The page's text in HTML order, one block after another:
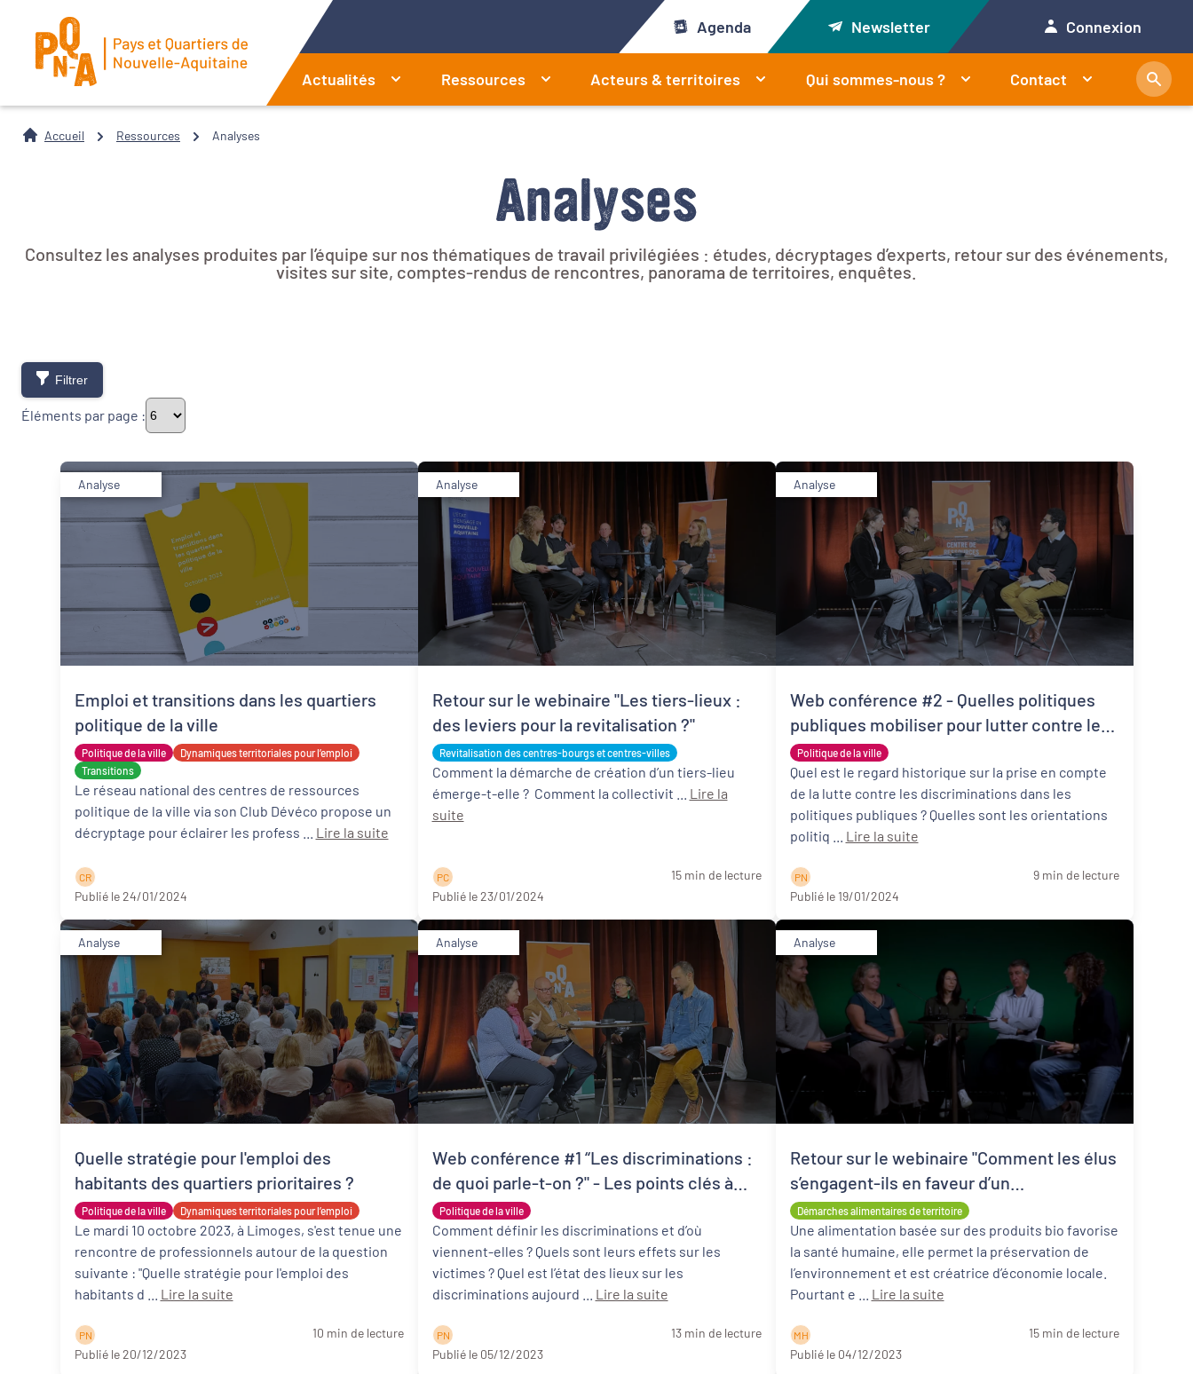
Agenda Newsletter Connexion
Actualités Ressources Acteurs & territoires Qui sommes-nous ? Contact
Accueil Ressources Analyses
Analyses
Consultez les analyses produites par l’équipe sur nos thématiques de travail privilégiées : études, décryptages d’experts, retour sur des événements,
visites sur site, comptes-rendus de rencontres, panorama de territoires, enquêtes.
Filtrer
Éléments par page :
Thématiques
Démarches alimentaires de territoire Développement territorial Inclusion numérique
Politique de la ville
Revitalisation des centres-bourgs et centres-
villes
Dynamiques territoriales pour l’emploi
Transitions
Date de publication
Analyse
Politique de la ville
Dynamiques territoriales pour l’emploi
Transitions
Emploi et transitions dans les quartiers
politique de la ville
Le réseau national des centres de ressources
politique de la ville via son Club Dévéco propose un
Lire la suite
C R
Publié le 24/01/2024
Analyse
Revitalisation des centres-bourgs et centres-villes
Retour sur le webinaire "Les tiers-lieux :
des leviers pour la revitalisation ?"
Comment la démarche de création d’un tiers-lieu
Lire la
suite
P C
15 min de lecture
Publié le 23/01/2024
Analyse
Politique de la ville
Web conférence #2 - Quelles politiques
publiques mobiliser pour lutter contre les
discriminations ?
Quel est le regard historique sur la prise en compte
de la lutte contre les discriminations dans les
politiques publiques ? Quelles sont les orientations
Lire la suite
P N
9 min de lecture
Publié le 19/01/2024
Analyse
Politique de la ville Dynamiques territoriales pour l’emploi
Quelle stratégie pour l'emploi des
habitants des quartiers prioritaires ?
Le mardi 10 octobre 2023, à Limoges, s'est tenue une
rencontre de professionnels autour de la question
suivante : "Quelle stratégie pour l'emploi des
Lire la suite
P N
10 min de lecture
Publié le 20/12/2023
Analyse
Politique de la ville
Web conférence #1 “Les discriminations :
de quoi parle-t-on ?" - Les points clés à
retenir
Comment définir les discriminations et d’où
viennent-elles ? Quels sont leurs effets sur les
victimes ? Quel est l’état des lieux sur les
Lire la suite
P N
13 min de lecture
Publié le 05/12/2023
Analyse
Démarches alimentaires de territoire
Retour sur le webinaire "Comment les élus
s’engagent-ils en faveur d’un
approvisionnement durable et local dans
leurs cantines ?"
Une alimentation basée sur des produits bio favorise
la santé humaine, elle permet la préservation de
l’environnement et est créatrice d’économie locale.
Lire la suite
M H
15 min de lecture
Publié le 04/12/2023